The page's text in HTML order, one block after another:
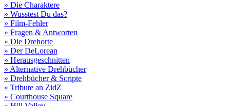
» Die Charaktere
» Wusstest Du das?
» Film-Fehler
» Fragen & Antworten
» Die Drehorte
» Der DeLorean
» Herausgeschnitten
» Alternative Drehbücher
» Drehbücher & Scripte
» Tribute an ZidZ
» Courthouse Square